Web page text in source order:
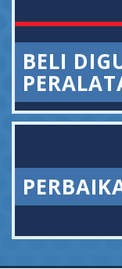
BELI